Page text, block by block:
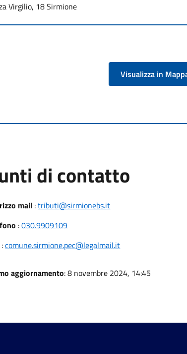
Virgilio, 18 Sirmione
Visualizza in
di contatto
mail :tributi@sirmionebs.it
:030.9909109
:comune.sirmione.pec@legalmail.it
aggiornamento: 8 novembre 2024, 14:45